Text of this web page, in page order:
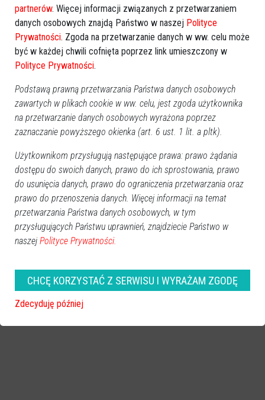
Dzieci ubrały choinkę w Urzędzie Gminy
Olszewo-Borki [ZDJĘCIA]
Powiat ostrołecki
2023-12-06 14:27
partnerów. Więcej informacji związanych z przetwarzaniem
danych osobowych znajdą Państwo w naszej Polityce
Prywatności. Zgoda na przetwarzanie danych w ww. celu może
być w każdej chwili cofnięta poprzez link umieszczony w
Polityce Prywatności.
Podstawą prawną przetwarzania Państwa danych osobowych
zawartych w plikach cookie w ww. celu, jest zgoda użytkownika
na przetwarzanie danych osobowych wyrażona poprzez
zaznaczanie powyższego okienka (art. 6 ust. 1 lit. a pltk).
Użytkownikom przysługują następujące prawa: prawo żądania
dostępu do swoich danych, prawo do ich sprostowania, prawo
do usunięcia danych, prawo do ograniczenia przetwarzania oraz
prawo do przenoszenia danych. Więcej informacji na temat
przetwarzania Państwa danych osobowych, w tym
przysługujących Państwu uprawnień, znajdziecie Państwo w
naszej Polityce Prywatności.
CHCĘ KORZYSTAĆ Z SERWISU I WYRAŻAM ZGODĘ
Zdecyduję później